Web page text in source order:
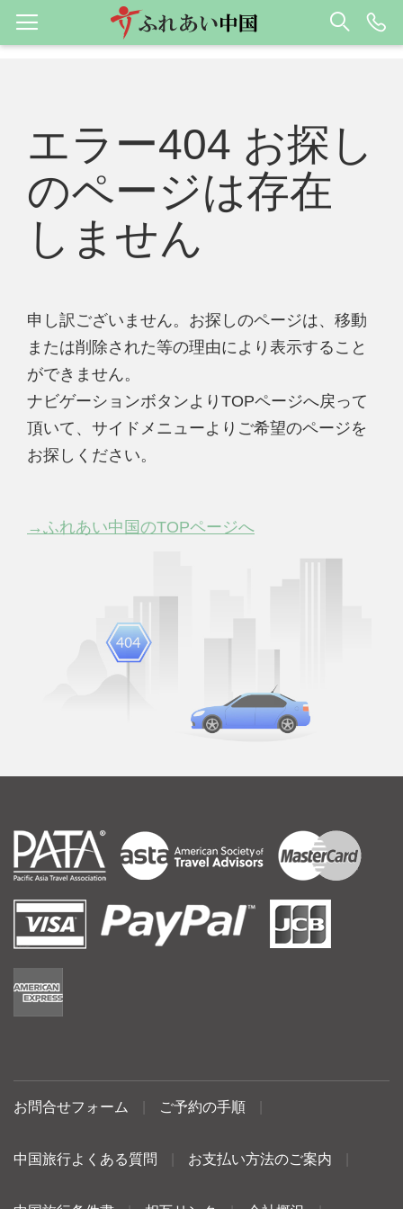
エラー404 お探し
のページは存在
しません
申し訳ございません。お探しのページは、移動
または削除された等の理由により表示すること
ができません。
ナビゲーションボタンよりTOPページへ戻って
頂いて、サイドメニューよりご希望のページを
お探しください。
→ふれあい中国のTOPページへ
お問合せフォーム ご予約の手順
中国旅行よくある質問 お支払い方法のご案内